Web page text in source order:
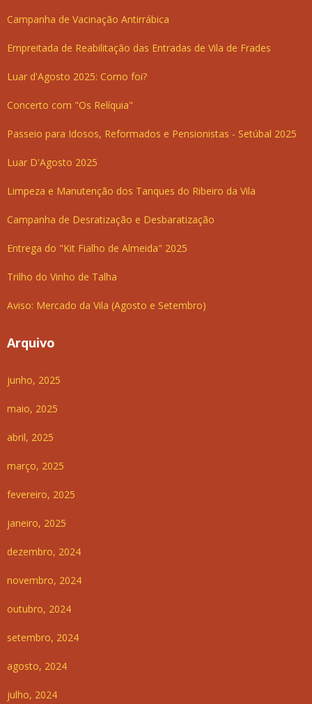
Campanha de Vacinação Antirrábica
Empreitada de Reabilitação das Entradas de Vila de Frades
Luar d'Agosto 2025: Como foi?
Concerto com "Os Relíquia"
Passeio para Idosos, Reformados e Pensionistas - Setúbal 2025
Luar D'Agosto 2025
Limpeza e Manutenção dos Tanques do Ribeiro da Vila
Campanha de Desratização e Desbaratização
Entrega do "Kit Fialho de Almeida" 2025
Trilho do Vinho de Talha
Aviso: Mercado da Vila (Agosto e Setembro)
Arquivo
junho, 2025
maio, 2025
abril, 2025
março, 2025
fevereiro, 2025
janeiro, 2025
dezembro, 2024
novembro, 2024
outubro, 2024
setembro, 2024
agosto, 2024
julho, 2024